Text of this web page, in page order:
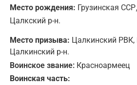
Место рождения: Грузинская ССР,
Цалкский р-н.
Место призыва: Цалкинский РВК,
Цалкинский р-н.
Воинское звание: Красноармеец
Воинская часть: